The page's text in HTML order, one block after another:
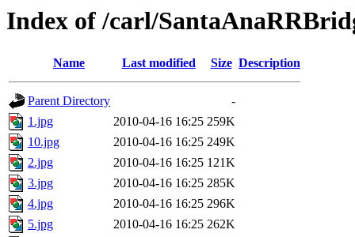
Index of /carl/
Name Last modified Size Description
Parent Directory
-
1.jpg
2010-04-16 16:25 259K
10.jpg
2010-04-16 16:25 249K
2.jpg
2010-04-16 16:25 121K
3.jpg
2010-04-16 16:25 285K
4.jpg
2010-04-16 16:25 296K
5.jpg
2010-04-16 16:25 262K